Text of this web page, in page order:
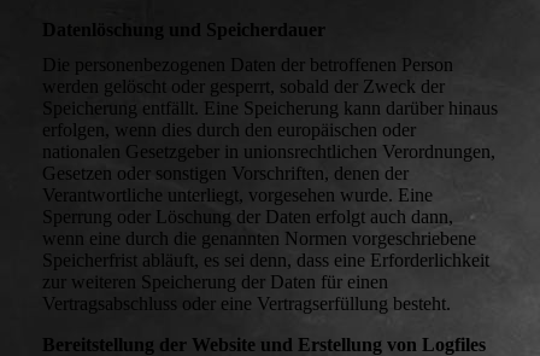
Datenlöschung und Speicherdauer
Die personenbezogenen Daten der betroffenen Person
werden gelöscht oder gesperrt, sobald der Zweck der
Speicherung entfällt. Eine Speicherung kann darüber hinaus
erfolgen, wenn dies durch den europäischen oder
nationalen Gesetzgeber in unionsrechtlichen Verordnungen,
Gesetzen oder sonstigen Vorschriften, denen der
Verantwortliche unterliegt, vorgesehen wurde. Eine
Sperrung oder Löschung der Daten erfolgt auch dann,
wenn eine durch die genannten Normen vorgeschriebene
Speicherfrist abläuft, es sei denn, dass eine Erforderlichkeit
zur weiteren Speicherung der Daten für einen
Vertragsabschluss oder eine Vertragserfüllung besteht.
Bereitstellung der Website und Erstellung von Logfiles